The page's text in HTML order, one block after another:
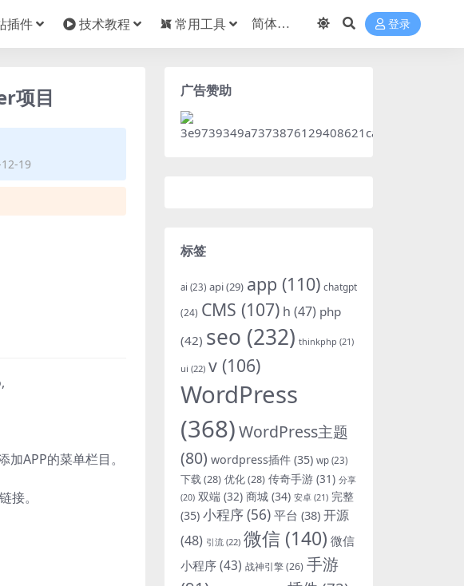
插件 技术教程 常用工具 登录
项目
19
APP的菜单栏目。
接。
广告赞助
标签
ai (23) api(29) app (110) chatgpt
(24) CMS (107) h (47) php
(42) seo (232) thinkphp (21)
ui (22) v (106)
WordPress
(368)WordPress主题
(80) wordpress插件 (35) wp (23)
下载(28) 优化(28) 传奇手游 (31) 分享
(20) 双端 (32) 商城 (34) 安卓 (21) 完整
(35) 小程序(56) 平台 (38) 开源
(48) 引流 (22) 微信 (140) 微信
小程序(43) 战神引擎(26) 手游